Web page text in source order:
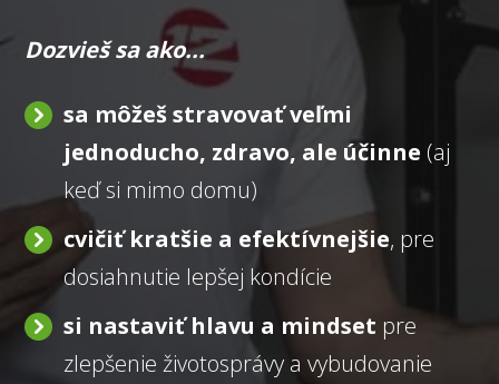
Dozvieš sa ako...
sa môžeš stravovať veľmi
jednoducho, zdravo, ale účinne (aj
keď si mimo domu)
cvičiť kratšie a efektívnejšie, pre
dosiahnutie lepšej kondície
si nastaviť hlavu a mindset pre
zlepšenie životosprávy a vybudovanie